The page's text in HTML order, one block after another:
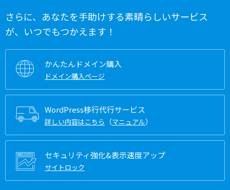
さらに、あなたを手助けする素晴らしいサービス
が、いつでもつかえます！
かんたんドメイン購入
ドメイン購入ページ
WordPress移行代行サービス
詳しい内容はこちら （マニュアル）
セキュリティ強化&表示速度アップ
サイトロック